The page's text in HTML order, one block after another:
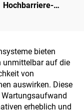
Hochbarriere-
Nüssen,
Gebäck und
Gewürzen
bieten
unmittelbar auf die
von
auswirken. Diese
erheblich und